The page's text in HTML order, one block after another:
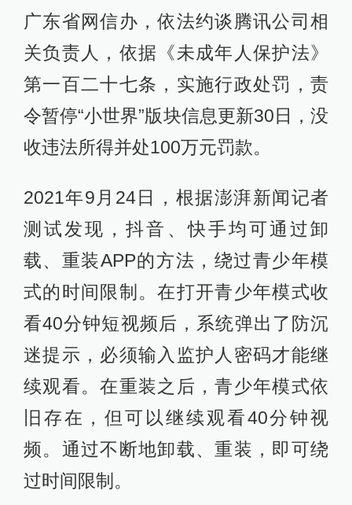
广东省网信办，依法约谈腾讯公司相
关负责人，依据《未成年人保护法》
第一百二十七条，实施行政处罚，责
令暂停“小世界”版块信息更新30日，没
收违法所得并处100万元罚款。
2021年9月24日，根据澎湃新闻记者
测试发现，抖音、快手均可通过卸
载、重装APP的方法，绕过青少年模
式的时间限制。在打开青少年模式收
看40分钟短视频后，系统弹出了防沉
迷提示，必须输入监护人密码才能继
续观看。在重装之后，青少年模式依
旧存在，但可以继续观看40分钟视
频。通过不断地卸载、重装，即可绕
过时间限制。